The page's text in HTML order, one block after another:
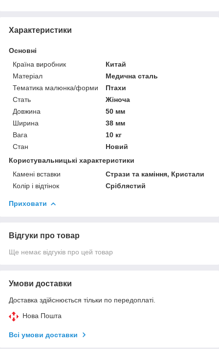
Характеристики
Основні
Країна виробник
Китай
Матеріал
Медична сталь
Тематика малюнка/форми
Птахи
Стать
Жіноча
Довжина
50 мм
Ширина
38 мм
Вага
10 кг
Стан
Новий
Користувальницькі характеристики
Камені вставки
Стрази та каміння, Кристали
Колір і відтінок
Сріблястий
Приховати
Відгуки про товар
Ще немає відгуків про цей товар
Умови доставки
Доставка здійснюється тільки по передоплаті.
Нова Пошта
Всі умови доставки